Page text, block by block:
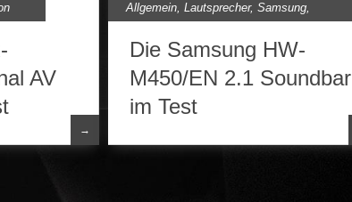
AV
→
Allgemein,Lautsprecher,Samsung,
Die Samsung HW-
M450/EN 2.1 Soundbar
im Test